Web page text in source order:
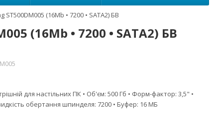
(16Mb • 7200 • SATA2) БВ
(16Mb • 7200 • SATA2) БВ
для настільних ПК • Об'єм: 500 Гб • Форм-фактор: 3,5" •
обертання шпинделя: 7200 • Буфер: 16 МБ